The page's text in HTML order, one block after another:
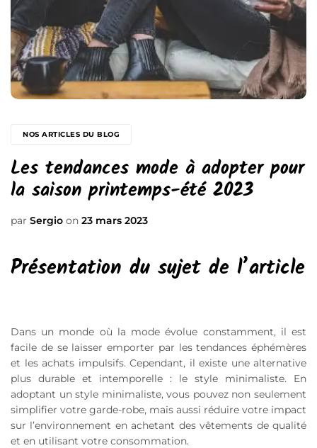
NOS ARTICLES DU BLOG
Les tendances mode à adopter pour
la saison printemps-été 2023
par Sergio on 23 mars 2023
Présentation du sujet de l’article
Dans un monde où la mode évolue constamment, il est
facile de se laisser emporter par les tendances éphémères
et les achats impulsifs. Cependant, il existe une alternative
plus durable et intemporelle : le style minimaliste. En
adoptant un style minimaliste, vous pouvez non seulement
simplifier votre garde-robe, mais aussi réduire votre impact
sur l’environnement en achetant des vêtements de qualité
et en utilisant votre consommation.